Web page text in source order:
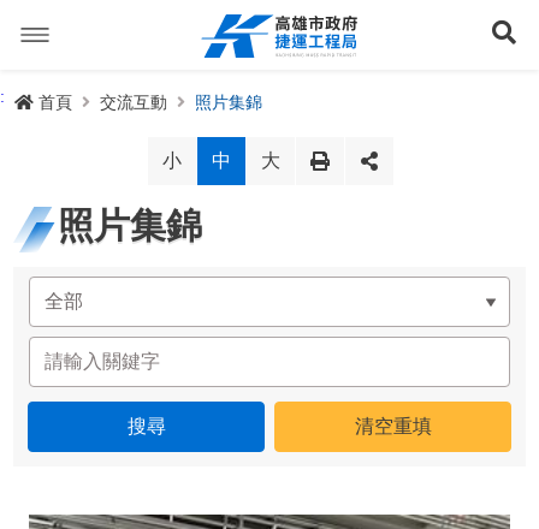
容
捷運路線進度圖
路網簡介
路網規劃
未來發展
規劃中
捷運紫線
前鎮漁港聯外軌道
興建中
各線計畫進度
訊息專區
公聽會與說明會
政府資訊公開
生態檢核專區
局長信箱
禁限建專區
增額容積申請
交流互動
照片集錦
關於我們
English
首頁 交流互動 照片集錦
小 中 大
照片集錦